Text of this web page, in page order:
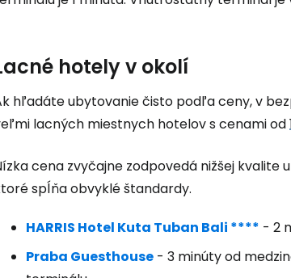
hotely v okolí
hľadáte ubytovanie čisto podľa ceny, v
lacných miestnych hotelov s cenami od
cena zvyčajne zodpovedá nižšej
spĺňa obvyklé štandardy.
HARRIS Hotel Kuta Tuban Bali **** - 2
Praba Guesthouse - 3 minúty od